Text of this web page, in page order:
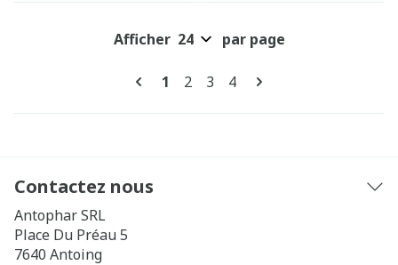
Pages
Vous lisez actuellement la page
1 Page
2 Page
3 Page
4
Afficher par page
Contactez nous
Antophar SRL
Place Du Préau 5
7640 Antoing